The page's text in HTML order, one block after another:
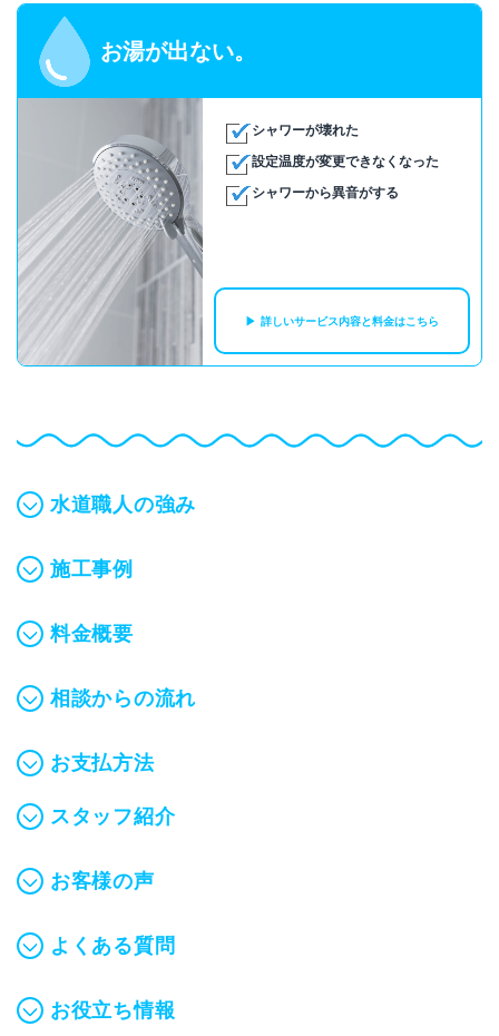
お湯が出ない。
シャワーが壊れた
設定温度が変更できなくなった
シャワーから異音がする
詳しいサービス内容と料金はこちら
水道職人の強み
施工事例
料金概要
相談からの流れ
お支払方法
スタッフ紹介
お客様の声
よくある質問
お役立ち情報